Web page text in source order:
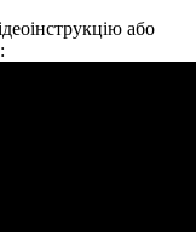
деоінструкцію або
: